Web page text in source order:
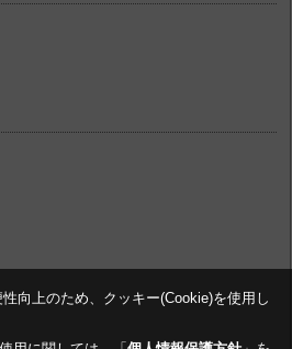
向上のため、クッキー(Cookie)を使用し